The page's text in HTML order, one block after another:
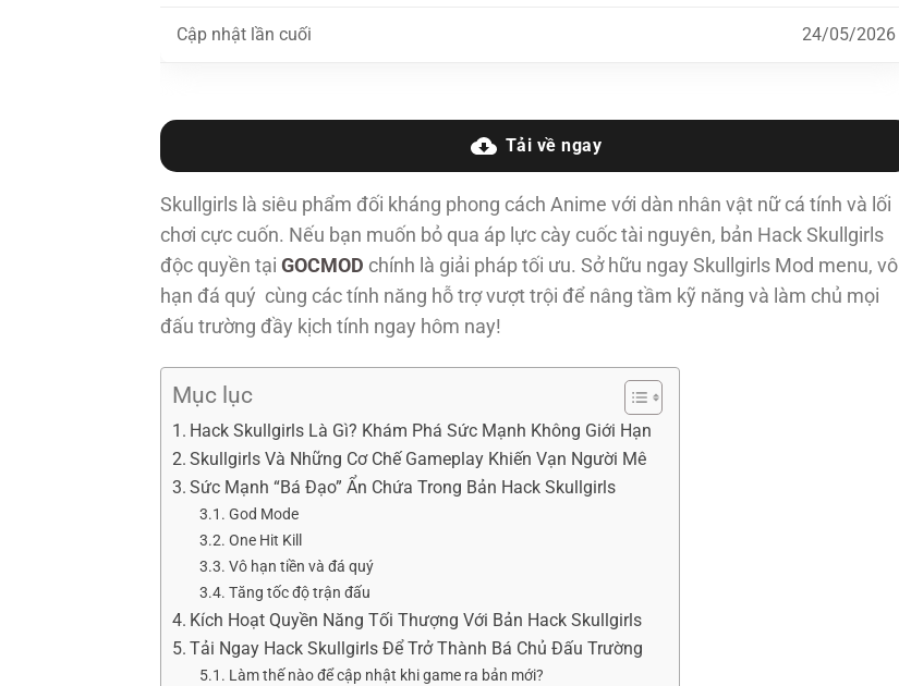
Cập nhật lần cuối 24/05/2026
Tải về ngay
Skullgirls là siêu phẩm đối kháng phong cách Anime với dàn nhân vật nữ cá tính và lối
chơi cực cuốn. Nếu bạn muốn bỏ qua áp lực cày cuốc tài nguyên, bản Hack Skullgirls
độc quyền tại GOCMOD chính là giải pháp tối ưu. Sở hữu ngay Skullgirls Mod menu, vô
hạn đá quý cùng các tính năng hỗ trợ vượt trội để nâng tầm kỹ năng và làm chủ mọi
đấu trường đầy kịch tính ngay hôm nay!
Mục lục
Hack Skullgirls Là Gì? Khám Phá Sức Mạnh Không Giới Hạn
Skullgirls Và Những Cơ Chế Gameplay Khiến Vạn Người Mê
Sức Mạnh “Bá Đạo” Ẩn Chứa Trong Bản Hack Skullgirls
God Mode
One Hit Kill
Vô hạn tiền và đá quý
Tăng tốc độ trận đấu
Kích Hoạt Quyền Năng Tối Thượng Với Bản Hack Skullgirls
Tải Ngay Hack Skullgirls Để Trở Thành Bá Chủ Đấu Trường
Làm thế nào để cập nhật khi game ra bản mới?